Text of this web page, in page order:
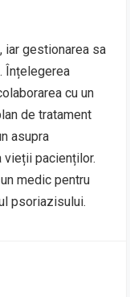
gestionarea sa
Înțelegerea
cu un
de tratament
asupra
pacienților.
medic pentru
psoriazisului.